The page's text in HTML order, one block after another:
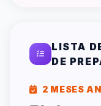
LISTA
DE
2 MESES